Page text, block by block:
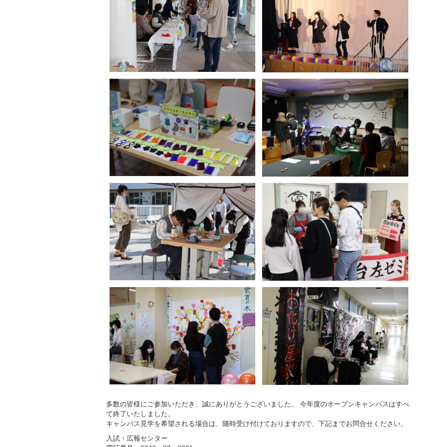
多数の皆様にご参加いただき、誠にありがとうございました。 今年度のオープンキャンパスはすべ
て終了いたしました。
キャンパス見学を希望される場合は、随時受け付けておりますので、下記までお問合せください。
入試・広報センター